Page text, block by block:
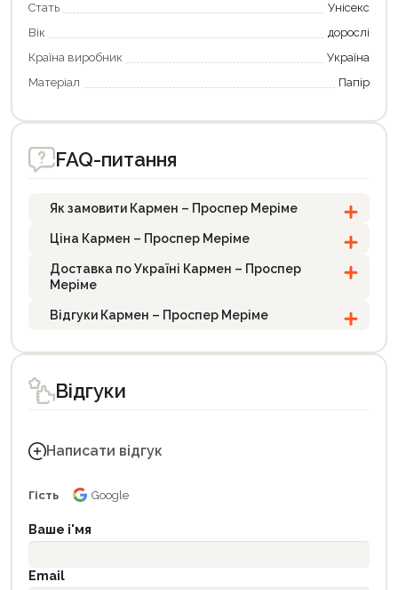
Стать
Унісекс
Вік
дорослі
Країна виробник
Україна
Матеріал
Папір
FAQ-питання
Як замовити Кармен – Проспер Меріме
Ціна Кармен – Проспер Меріме
Доставка по Україні Кармен – Проспер
Меріме
Відгуки Кармен – Проспер Меріме
Відгуки
Написати відгук
Гість Google
Ваше і'мя
Email